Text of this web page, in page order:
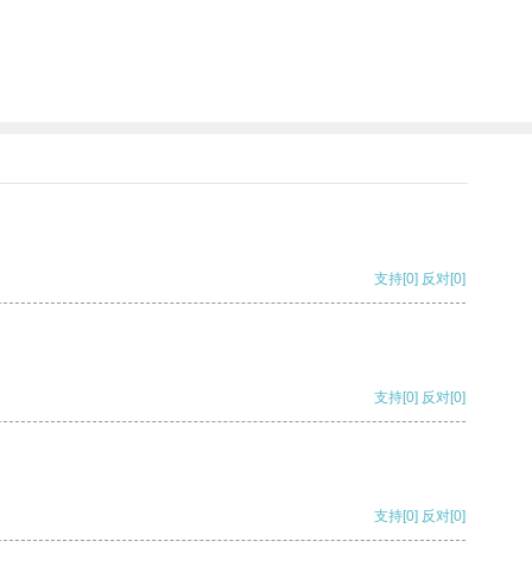
支持[0] 反对[0]
支持[0] 反对[0]
支持[0] 反对[0]